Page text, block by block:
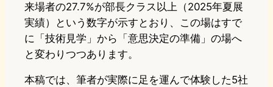
来場者の27.7%が部長クラス以上（2025年夏展
実績）という数字が示すとおり、この場はすで
に「技術見学」から「意思決定の準備」の場へ
と変わりつつあります。
本稿では、筆者が実際に足を運んで体験した5社